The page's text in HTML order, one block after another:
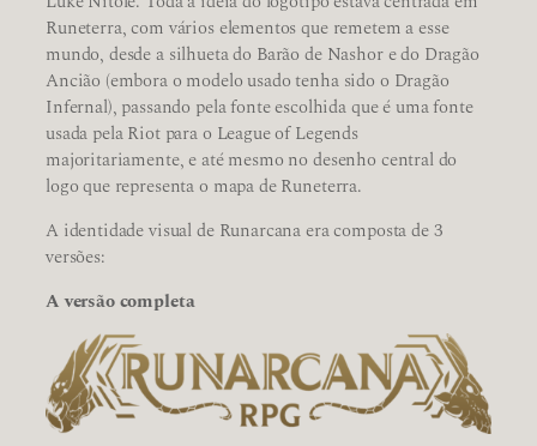
Runeterra, com vários elementos que remetem a esse
mundo, desde a silhueta do Barão de Nashor e do Dragão
Ancião (embora o modelo usado tenha sido o Dragão
Infernal), passando pela fonte escolhida que é uma fonte
usada pela Riot para o League of Legends
majoritariamente, e até mesmo no desenho central do
logo que representa o mapa de Runeterra.
A identidade visual de Runarcana era composta de 3
versões:
A versão completa